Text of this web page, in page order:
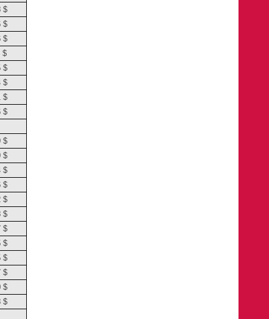
$
$
$
$
$
$
$
$
$
$
$
$
$
$
$
$
$
$
$
$